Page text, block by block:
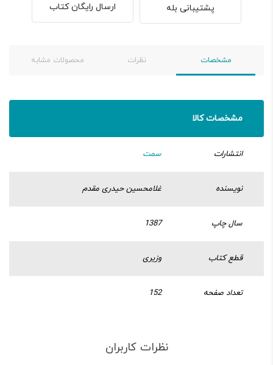
پشتیبانی بله ارسال رایگان کتاب
مشخصات نظرات محصولات مشابه
مشخصات کالا
انتشارات سمت
نویسنده غلامحسین حیدری‌ مقدم
سال چاپ 1387
قطع کتاب وزیری
تعداد صفحه 152
نظرات کاربران